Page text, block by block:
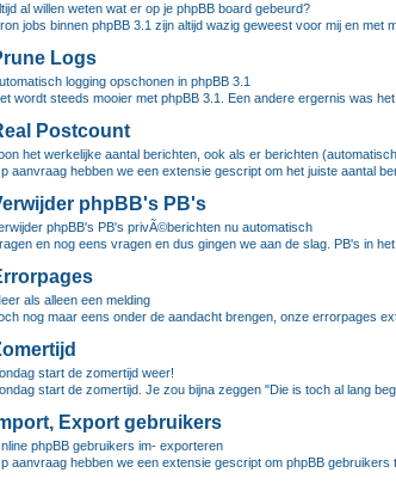
al willen weten wat er op je phpBB board gebeurd?
jobs binnen phpBB 3.1 zijn altijd wazig geweest voor mij en met
Logs
logging opschonen in phpBB 3.1
wordt steeds mooier met phpBB 3.1. Een andere ergernis was het
Postcount
het werkelijke aantal berichten, ook als er berichten
aanvraag hebben we een extensie gescript om het juiste aantal
phpBB's PB's
phpBB's PB's privÃ©berichten nu automatisch
en nog eens vragen en dus gingen we aan de slag. PB's in
als alleen een melding
nog maar eens onder de aandacht brengen, onze errorpages
start de zomertijd weer!
start de zomertijd. Je zou bijna zeggen "Die is toch al lang
Export gebruikers
phpBB gebruikers im- exporteren
aanvraag hebben we een extensie gescript om phpBB gebruikers